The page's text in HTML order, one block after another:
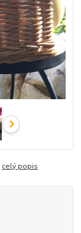
celý popis